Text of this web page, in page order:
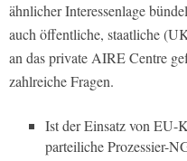
ähnlicher Interessenlage
auch öffentliche, staatliche
an das private AIRE Centre
zahlreiche Fragen.
Ist der Einsatz von EU-
parteiliche Prozessier-